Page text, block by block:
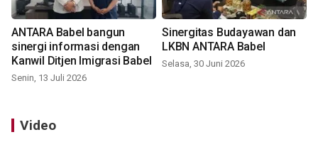
ANTARA Babel bangun
sinergi informasi dengan
Kanwil Ditjen Imigrasi Babel
Senin, 13 Juli 2026
Sinergitas Budayawan dan
LKBN ANTARA Babel
Selasa, 30 Juni 2026
Video